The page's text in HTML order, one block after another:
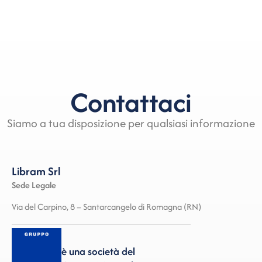
Contattaci
Siamo a tua disposizione per qualsiasi informazione
Libram Srl
Sede Legale
Via del Carpino, 8 – Santarcangelo di Romagna (RN)
è una società del